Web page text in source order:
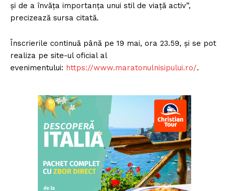
şi de a învăţa importanţa unui stil de viaţă activ”,
precizează sursa citată.
Înscrierile continuă până pe 19 mai, ora 23.59, şi se pot
realiza pe site-ul oficial al
evenimentului: https://www.maratonulnisipului.ro/.